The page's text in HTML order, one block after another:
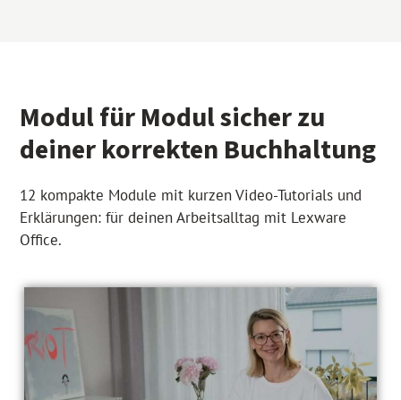
Modul für Modul sicher zu
deiner korrekten Buchhaltung
12 kompakte Module mit kurzen Video-Tutorials und
Erklärungen: für deinen Arbeitsalltag mit Lexware
Office.